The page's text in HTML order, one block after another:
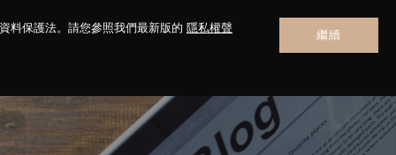
料保護法。請您參照我們最新版的 隱私權聲
繼續
聯絡我們